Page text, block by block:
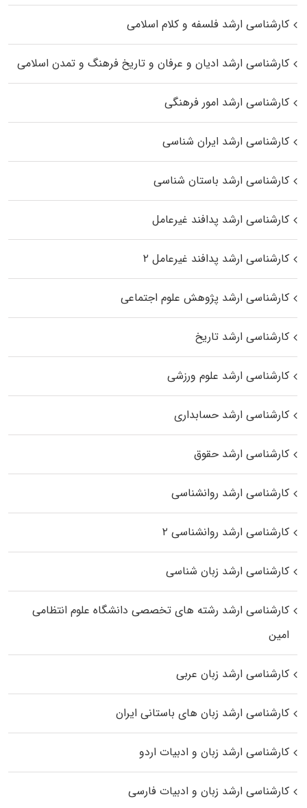
کارشناسی ارشد فلسفه و کلام اسلامی
کارشناسی ارشد ادیان و عرفان و تاریخ فرهنگ و تمدن اسلامی
کارشناسی ارشد امور فرهنگی
کارشناسی ارشد ایران شناسی
کارشناسی ارشد باستان شناسی
کارشناسی ارشد پدافند غیرعامل
کارشناسی ارشد پدافند غیرعامل ۲
کارشناسی ارشد پژوهش علوم اجتماعی
کارشناسی ارشد تاریخ
کارشناسی ارشد علوم ورزشی
کارشناسی ارشد حسابداری
کارشناسی ارشد حقوق
کارشناسی ارشد روانشناسی
کارشناسی ارشد روانشناسی ۲
کارشناسی ارشد زبان شناسی
کارشناسی ارشد رﺷﺘﻪ ﻫﺎی تخصصی داﻧﺸﮕﺎه ﻋﻠﻮم انتظامی
اﻣﻴﻦ
کارشناسی ارشد زبان عربی
کارشناسی ارشد زبان‌ های باستانی ایران
کارشناسی ارشد زبان و ادبیات اردو
کارشناسی ارشد زبان و ادبیات فارسی